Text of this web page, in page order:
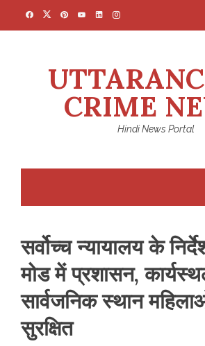
CRIME
Hindi News Portal
सर्वोच्च न्यायालय के
मोड में प्रशासन,
सार्वजनिक स्थान
सुरक्षित